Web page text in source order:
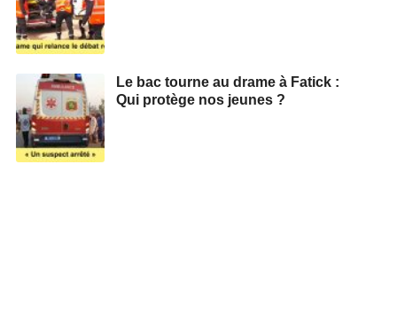
Le bac tourne au drame à Fatick :
Qui protège nos jeunes ?